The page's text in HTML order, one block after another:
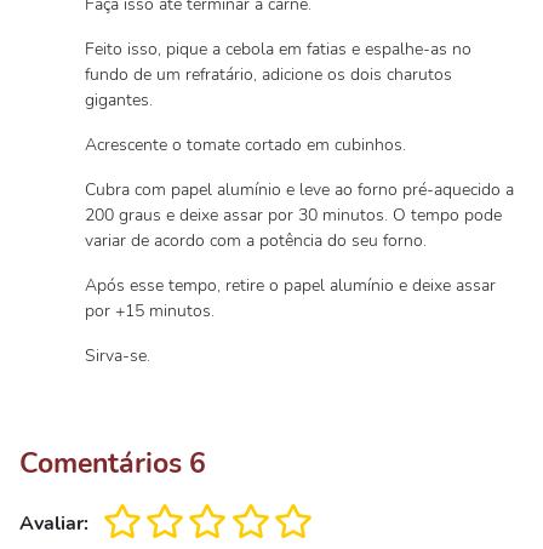
Feito isso, pique a cebola em fatias e espalhe-as no
fundo de um refratário, adicione os dois charutos
gigantes.
Acrescente o tomate cortado em cubinhos.
Cubra com papel alumínio e leve ao forno pré-aquecido a
200 graus e deixe assar por 30 minutos. O tempo pode
variar de acordo com a potência do seu forno.
Após esse tempo, retire o papel alumínio e deixe assar
por +15 minutos.
Sirva-se.
Comentários 6
Avaliar: